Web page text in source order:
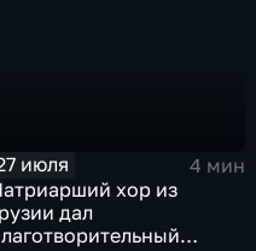
июля
4 мин
хор из
дал